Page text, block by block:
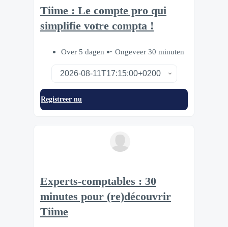
Tiime : Le compte pro qui
simplifie votre compta !
Over 5 dagen Ongeveer 30 minuten
Registreer nu
Experts-comptables : 30
minutes pour (re)découvrir
Tiime